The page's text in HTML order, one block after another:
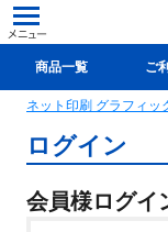
商品一覧 ご
新規会員登録(無料)
ネット印刷 グラフィッ
ログイン
会員様ログイ